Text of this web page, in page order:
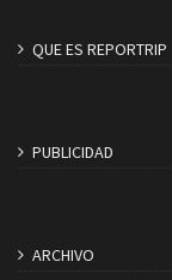
QUE ES REPORTRIP
PUBLICIDAD
ARCHIVO